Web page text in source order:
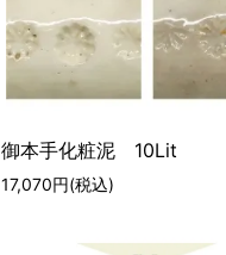
御本手化粧泥 10Lit
17,070円(税込)